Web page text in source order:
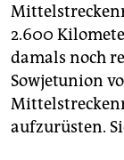
2.600
damals noch
Sowjetunion
aufzurüsten.